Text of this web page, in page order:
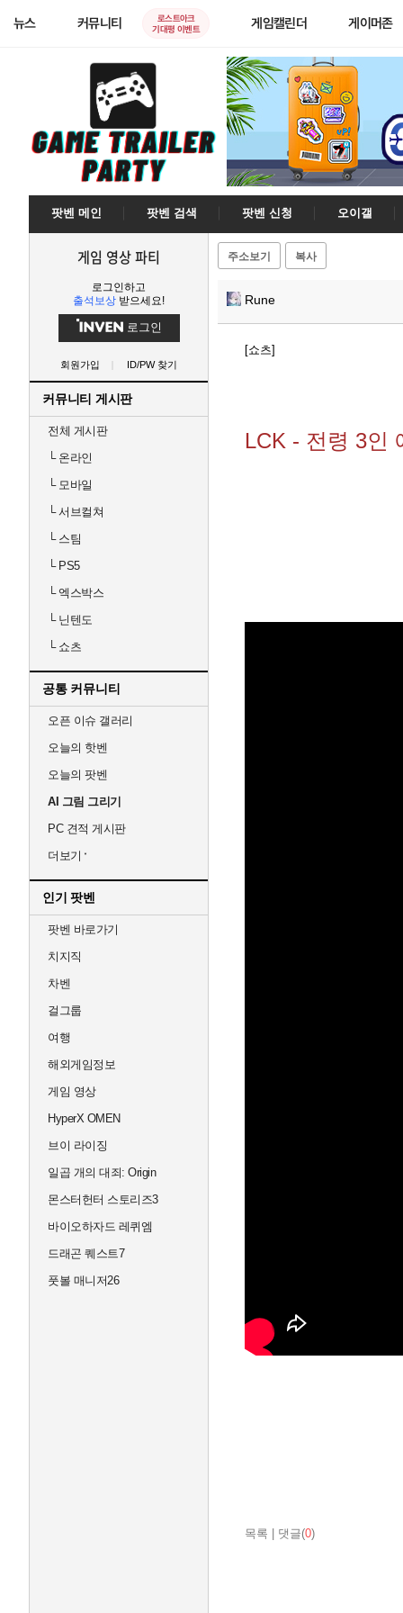
뉴스 커뮤니티
로스트아크
기대평 이벤트
게임캘린더 게이머존
팟벤 메인 팟벤 검색 팟벤 신청 오이갤
게임 영상 파티
로그인하고
출석보상 받으세요!
로그인
회원가입 ID/PW 찾기
커뮤니티 게시판
전체 게시판
└온라인
└모바일
└서브컬쳐
└스팀
└PS5
└엑스박스
└닌텐도
└쇼츠
공통 커뮤니티
오픈 이슈 갤러리
오늘의 핫벤
오늘의 팟벤
AI 그림 그리기
PC 견적 게시판
더보기
인기 팟벤
팟벤 바로가기
치지직
차벤
걸그룹
여행
해외게임정보
게임 영상
HyperX OMEN
브이 라이징
일곱 개의 대죄: Origin
몬스터헌터 스토리즈3
바이오하자드 레퀴엠
드래곤 퀘스트7
풋볼 매니저26
주소보기 복사
Rune
[쇼츠]
LCK - 전령 3인
목록 댓글(0)